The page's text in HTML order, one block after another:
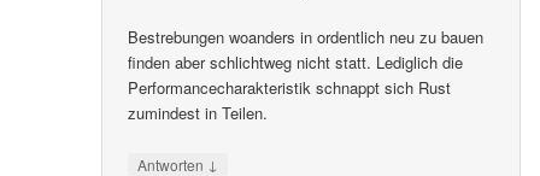
Bestrebungen woanders in ordentlich neu zu bauen
finden aber schlichtweg nicht statt. Lediglich die
Performancecharakteristik schnappt sich Rust
zumindest in Teilen.
Antworten ↓